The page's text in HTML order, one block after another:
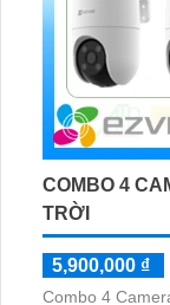
COMBO 4
TRỜI
5,900,000 ₫
Combo 4